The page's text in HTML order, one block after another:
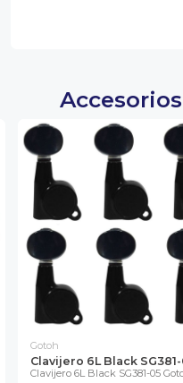
Accesorios
Gotoh
Clavijero 6L Black
Clavijero 6L Black SG381-05